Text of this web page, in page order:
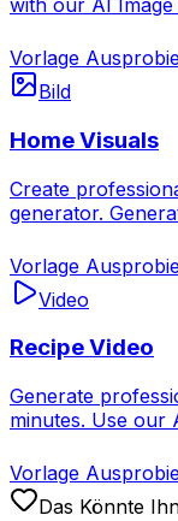
with our AI Image
Vorlage
Bild
Home Visuals
Create
generator.
Vorlage
Video
Recipe Video
Generate
minutes. Use our
Vorlage
Das Könnte